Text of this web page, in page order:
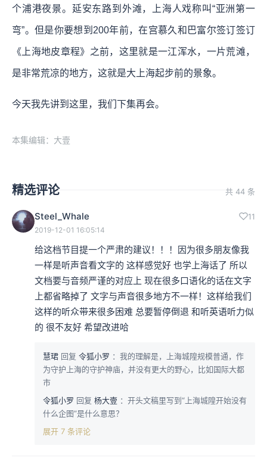
个浦港夜景。延安东路到外滩，上海人戏称叫“亚洲第一
弯”。但是你要想到200年前，在宫慕久和巴富尔签订签订
《上海地皮章程》之前，这里就是一江浑水，一片荒滩，
是非常荒凉的地方，这就是大上海起步前的景象。
今天我先讲到这里，我们下集再会。
本集编辑：大壹
精选评论 共 44 条
Steel_Whale 11
2019-12-01 16:05:14
给这档节目提一个严肃的建议！！！因为很多朋友像我
一样是听声音看文字的 这样感觉好 也学上海话了 所以
文档要与音频严谨的对应上 现在很多口语化的话在文字
上都省略掉了 文字与声音很多地方不一样！这样给我们
这样的听众带来很多困难 总要暂停倒退 和听英语听力似
的 很不友好 希望改进哈
慧珺 回复 令狐小罗 ：我的理解是，上海城隍规模普通，作
为守护上海的守护神庙，并没有更大的野心，比如国际大都
市
令狐小罗 回复 杨大壹 ：开头文稿里写到“上海城隍开始没有
什么企图”是什么意思？
展开 7 条评论